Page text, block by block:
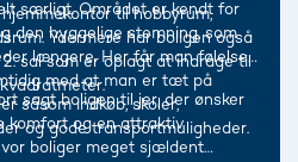
til hobbyrum,
Ydermere har boligen også
sal som er oplagt at indrage til
særligt. Området er kendt for
den hyggelige stemning, som
længere. Her får man følelsen
med at man er tæt på
såsom indkøb, skoler,
og gode transportmuligheder.
sagt boligen til jer, der ønsker
komfort og en attraktiv
boliger meget sjældent